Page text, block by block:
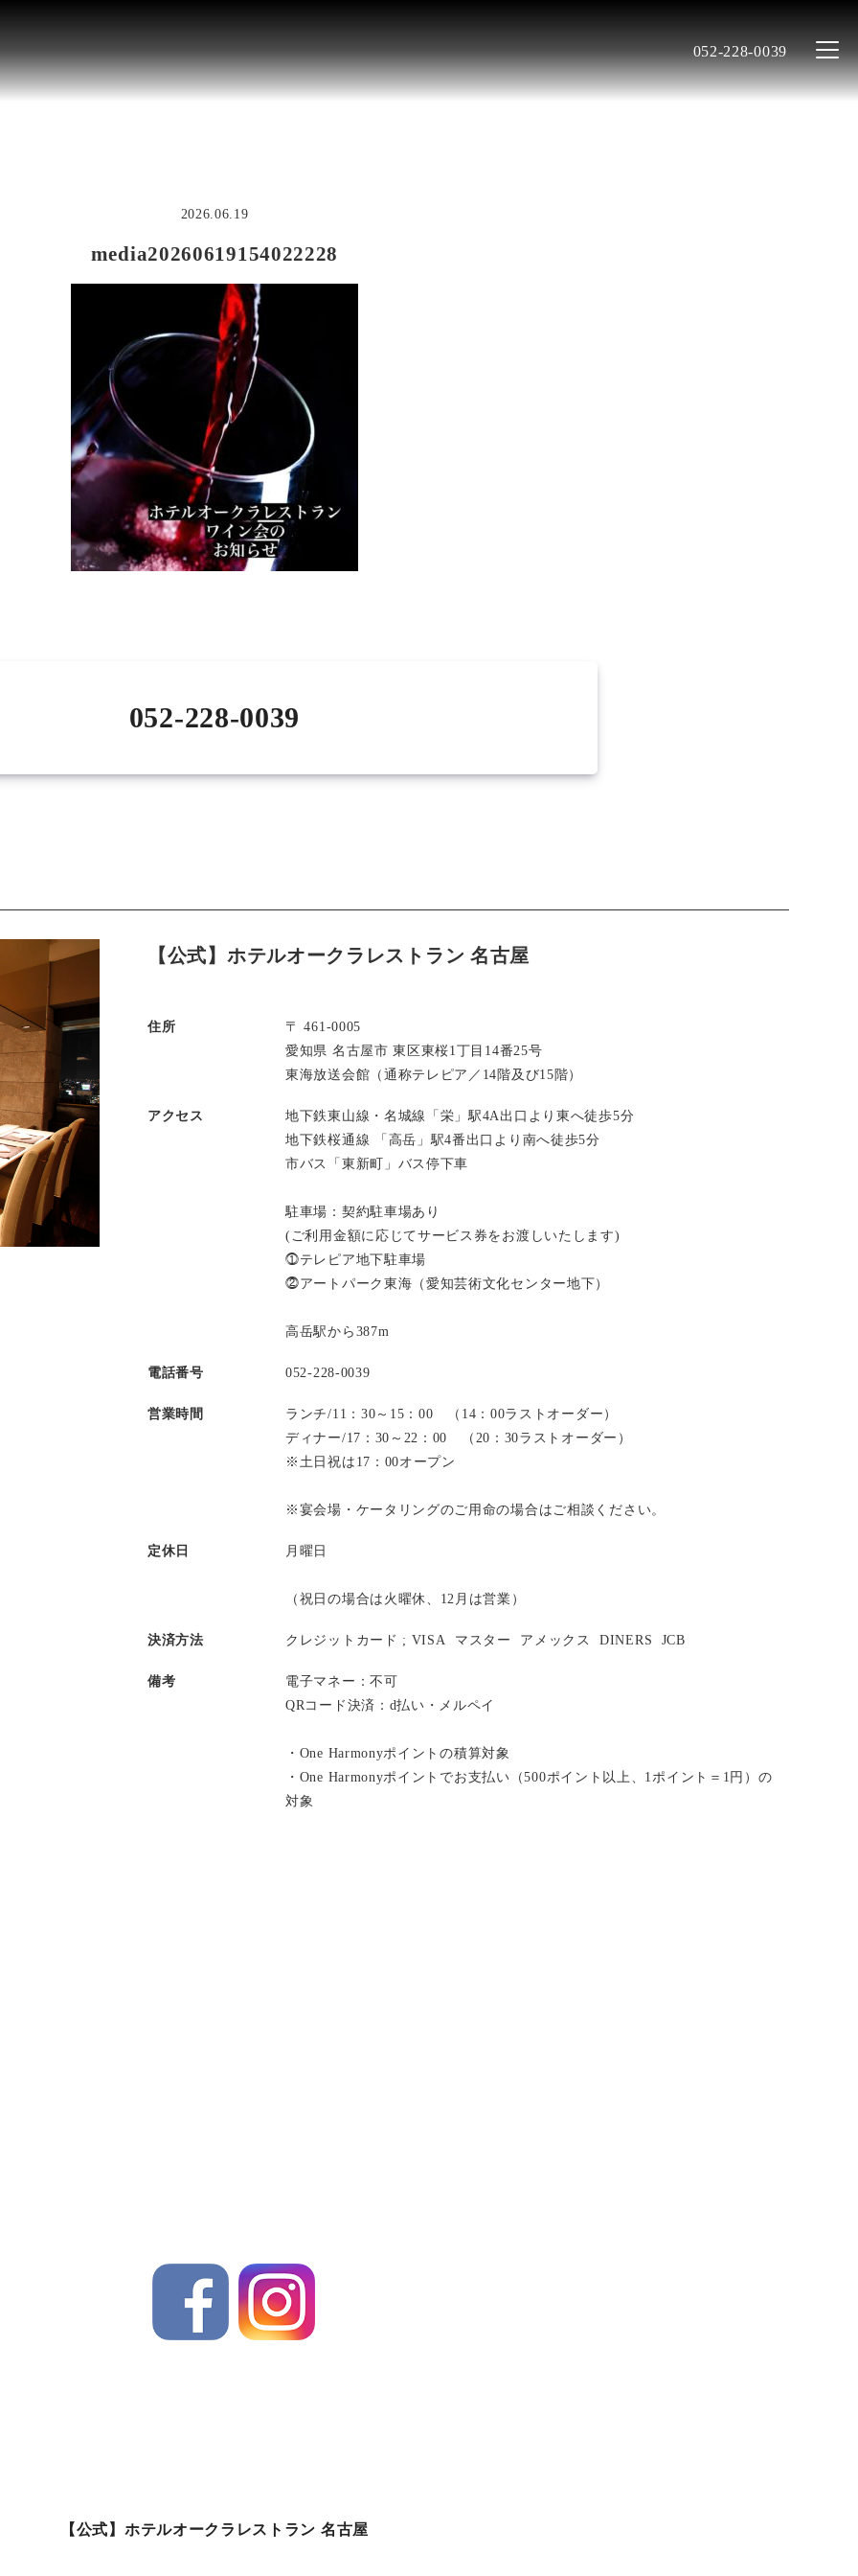
052-228-0039
2026.06.19
media20260619154022228
052-228-0039
【公式】ホテルオークラレストラン 名古屋
住所
〒 461-0005
愛知県 名古屋市 東区東桜1丁目14番25号
東海放送会館（通称テレピア／14階及び15階）
アクセス
地下鉄東山線・名城線「栄」駅4A出口より東へ徒歩5分
地下鉄桜通線 「高岳」駅4番出口より南へ徒歩5分
市バス「東新町」バス停下車
駐車場：契約駐車場あり
(ご利用金額に応じてサービス券をお渡しいたします)
⓵テレピア地下駐車場
⓶アートパーク東海（愛知芸術文化センター地下）
高岳駅から387m
電話番号 052-228-0039
営業時間
ランチ/11：30～15：00 （14：00ラストオーダー）
ディナー/17：30～22：00 （20：30ラストオーダー）
※土日祝は17：00オープン
※宴会場・ケータリングのご用命の場合はご相談ください。
定休日 月曜日
（祝日の場合は火曜休、12月は営業）
決済方法 クレジットカード ; VISA マスター アメックス DINERS JCB
備考
電子マネー：不可
QRコード決済：d払い・メルペイ
・One Harmonyポイントの積算対象
・One Harmonyポイントでお支払い（500ポイント以上、1ポイント＝1円）の
対象
【公式】ホテルオークラレストラン 名古屋